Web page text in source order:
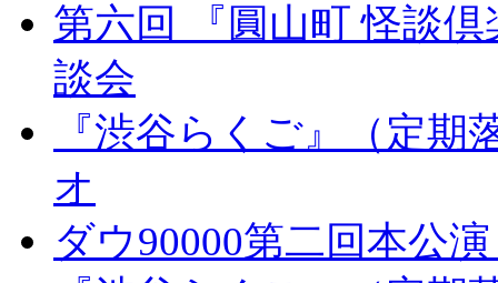
第六回 『圓山町 怪談
談会
『渋谷らくご』（定
オ
ダウ90000第二回本公